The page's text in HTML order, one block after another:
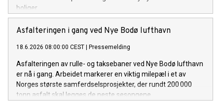
boliger.
Asfalteringen i gang ved Nye Bodø lufthavn
18.6.2026 08:00:00 CEST Pressemelding
Asfalteringen av rulle- og taksebaner ved Nye Bodø lufthavn
er nå i gang. Arbeidet markerer en viktig milepæl i et av
Norges største samferdselsprosjekter, der rundt 200 000
tonn asfalt skal legges de neste sesongene.